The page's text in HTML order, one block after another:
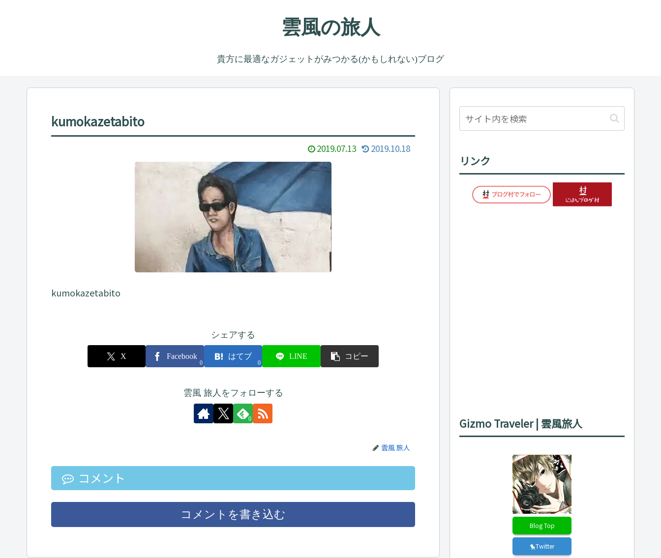
雲風の旅人
貴方に最適なガジェットがみつかる(かもしれない)ブログ
kumokazetabito
2019.07.13 2019.10.18
kumokazetabito
シェアする
X Facebook
0
はてブ
0
LINE コピー
雲風 旅人をフォローする
0
雲風 旅人
コメント
コメントを書き込む
リンク
Gizmo Traveler | 雲風旅人
Blog Top
🐤Twitter